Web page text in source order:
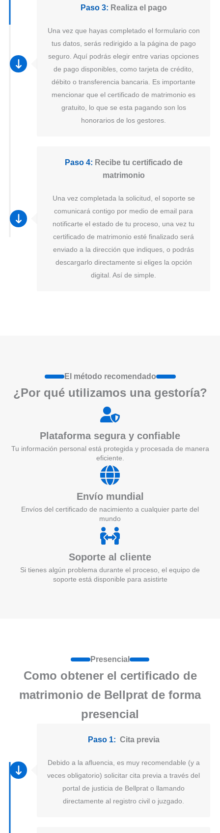
Paso 3: Realiza el pago
Una vez que hayas completado el formulario con
tus datos, serás redirigido a la página de pago
seguro. Aquí podrás elegir entre varias opciones
de pago disponibles, como tarjeta de crédito,
débito o transferencia bancaria. Es importante
mencionar que el certificado de matrimonio es
gratuito, lo que se esta pagando son los
honorarios de los gestores.
Paso 4: Recibe tu certificado de
matrimonio
Una vez completada la solicitud, el soporte se
comunicará contigo por medio de email para
notificarte el estado de tu proceso, una vez tu
certificado de matrimonio esté finalizado será
enviado a la dirección que indiques, o podrás
descargarlo directamente si eliges la opción
digital. Así de simple.
El método recomendado
¿Por qué utilizamos una gestoría?
Plataforma segura y confiable
Tu información personal está protegida y procesada de manera
eficiente.
Envío mundial
Envíos del certificado de nacimiento a cualquier parte del
mundo
Soporte al cliente
Si tienes algún problema durante el proceso, el equipo de
soporte está disponible para asistirte
Presencial
Como obtener el certificado de
matrimonio de Bellprat de forma
presencial
Paso 1: Cita previa
Debido a la afluencia, es muy recomendable (y a
veces obligatorio) solicitar cita previa a través del
portal de justicia de Bellprat o llamando
directamente al registro civil o juzgado.